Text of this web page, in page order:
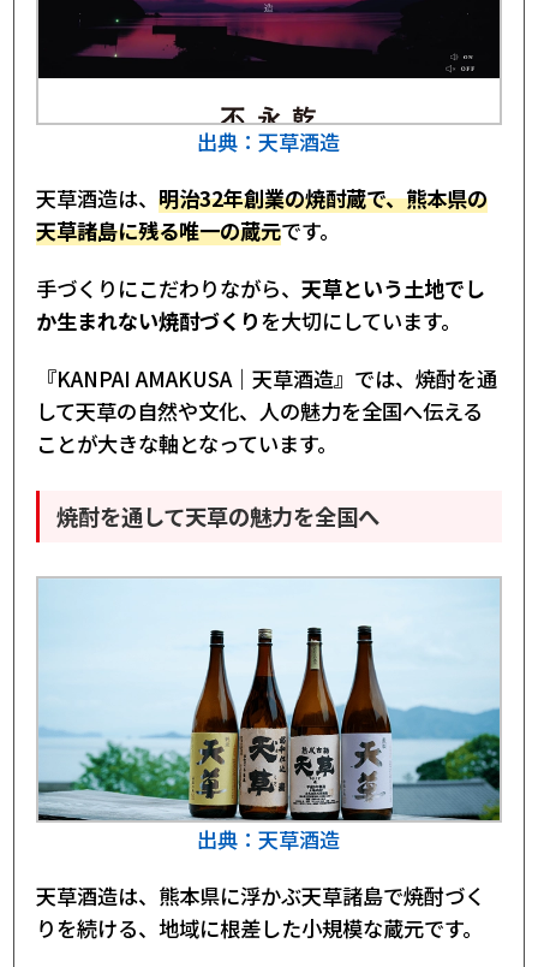
出典：天草酒造
天草酒造は、 明治32年創業の焼酎蔵で、熊本県の
天草諸島に残る唯一の蔵元です。
手づくりにこだわりながら、 天草という土地でし
か生まれない焼酎づくりを大切にしています。
『KANPAI AMAKUSA｜天草酒造』では、焼酎を通
して天草の自然や文化、人の魅力を全国へ伝える
ことが大きな軸となっています。
焼酎を通して天草の魅力を全国へ
出典：天草酒造
天草酒造は、熊本県に浮かぶ天草諸島で焼酎づく
りを続ける、地域に根差した小規模な蔵元です。